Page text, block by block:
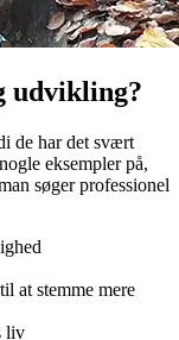
udvikling?
de har det svært
eksempler på,
søger professionel
at stemme mere
liv